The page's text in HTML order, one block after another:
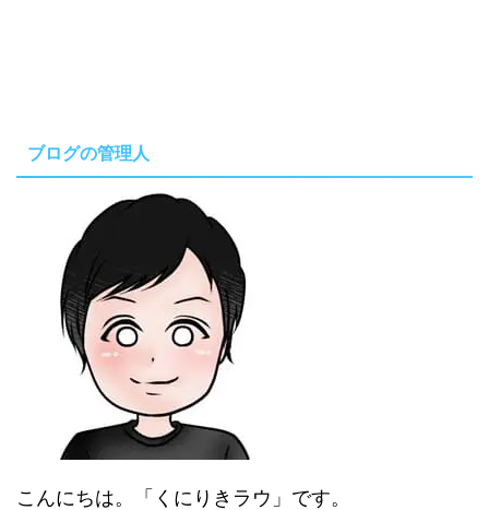
ブログの管理人
こんにちは。「くにりきラウ」です。